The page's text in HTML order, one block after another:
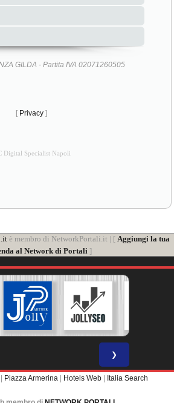
GILDA - Partita IVA 02071260505
[ Privacy ]
Digital Specialist Napoli
è membro di NetworkPortali.it | [ Aggiungi la tua
al Network di Portali ]
❯
Piazza Armerina | Hotels Web | Italia Search